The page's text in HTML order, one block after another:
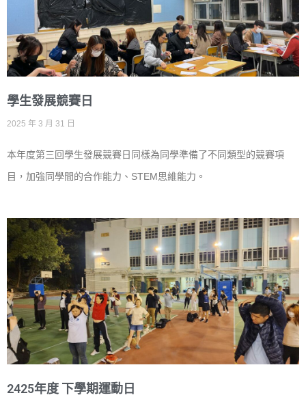
學生發展競賽日
2025 年 3 月 31 日
本年度第三回學生發展競賽日同樣為同學準備了不同類型的競賽項
目，加強同學間的合作能力、STEM思維能力。
2425年度 下學期運動日